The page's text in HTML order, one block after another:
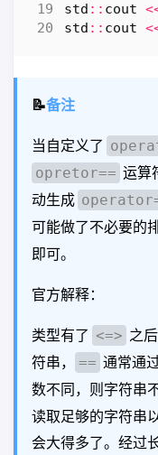
std :: cout
std :: cout
📝备注
当自定义了
opretor== 运算
动生成
可能做了不必要的
即可。
官方解释：
类型有了 <=> 之后
符串，
== 通常通
数不同，则字符串
读取足够的字符串
会大得多了。经过